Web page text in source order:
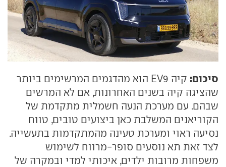
סיכום:
קיה EV9 הוא מהדגמים המרשימים ביותר
שהציגה קיה בשנים האחרונות, אם לא המרשים
שבהם. עם מערכת הנעה חשמלית מתקדמת של
הקוריאנים המשלבת כאן ביצועים טובים, טווח
נסיעה ראוי ומערכת טעינה מהמתקדמות בתעשייה.
לצד זאת תא נוסעים סופר-מרווח לשימוש
משפחות מרובות ילדים, איכותי למדי ובמקרה של